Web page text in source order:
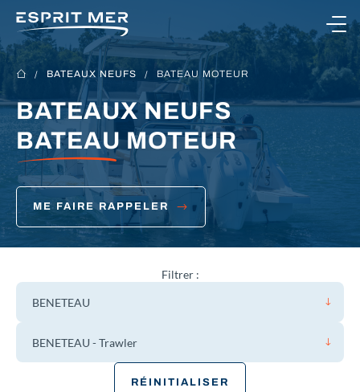
NOS BATEAUX
NOS SERVICES
NOTRE CONCESSION
Ouvrir le menu
BATEAUX NEUFS BATEAU MOTEUR
BATEAUX NEUFS
BATEAU MOTEUR
ME FAIRE RAPPELER
Filtrer :
BENETEAU
BENETEAU - Trawler
RÉINITIALISER